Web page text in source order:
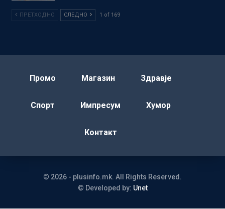
ПРЕТХОДНО СЛЕДНО 1 of 169
Промо Магазин Здравје
Спорт Импресум Хумор
Контакт
© 2026 - plusinfo.mk. All Rights Reserved.
© Developed by: Unet